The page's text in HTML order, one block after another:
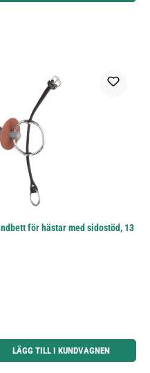
för hästar med sidostöd, 13
knapparna för att öka eller minska kvantiteten.
LÄGG TILL I KUNDVAGNEN